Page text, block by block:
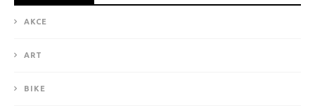
AKCE
ART
BIKE